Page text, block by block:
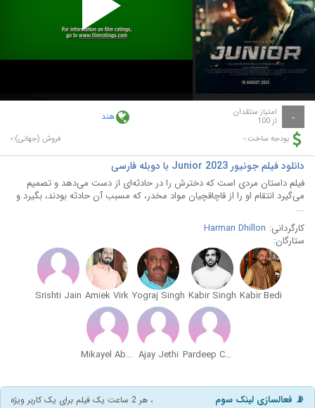
Play
Video
- امتیاز منتقدان
از 100 هند
بودجه ساخت:- فروش (جهانی):-
دانلود فیلم جونیور Junior 2023 با دوبله فارسی
فیلم داستان مردی است که دخترش را در حادثه‌ای از دست می‌دهد و تصمیم
می‌گیرد انتقام او را از قاچاقچیان مواد مخدر، که مسبب آن حادثه بودند، بگیرد و
...
کارگردانی: Harman Dhillon
ستارگان:
Kabir Bedi
Kabir Singh
Yograj Singh
Amiek Virk
Srishti Jain
Pardeep Cheema
Ajay Jethi
Mikayel Abazyan
📡 فعالسازی لینک سوم ، هر 2 ساعت یک فیلم برای یک کاربر ویژه